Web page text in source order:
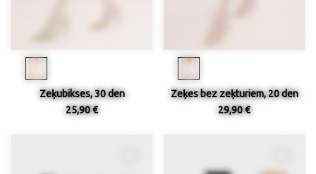
Zeķubikses, 30 den
25,90 €
Zeķes bez zeķturiem, 20 den
29,90 €